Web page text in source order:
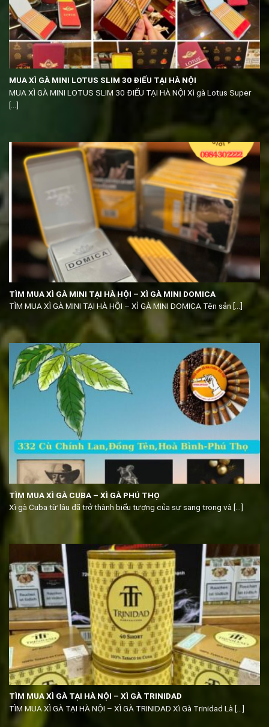
MUA XÌ GÀ MINI LOTUS SLIM 30 ĐIẾU TẠI HÀ NỘI
MUA XÌ GÀ MINI LOTUS SLIM 30 ĐIẾU TẠI HÀ NỘI Xì gà Lotus Super
[...]
TÌM MUA XÌ GÀ MINI TẠI HÀ HỘI – XÌ GÀ MINI DOMICA
TÌM MUA XÌ GÀ MINI TẠI HÀ HỘI – XÌ GÀ MINI DOMICA Tên sản [...]
TÌM MUA XÌ GÀ CUBA – XÌ GÀ PHÚ THỌ
Xì gà Cuba từ lâu đã trở thành biểu tượng của sự sang trọng và [...]
TÌM MUA XÌ GÀ TẠI HÀ NỘI – XÌ GÀ TRINIDAD
TÌM MUA XÌ GÀ TẠI HÀ NỘI – XÌ GÀ TRINIDAD Xì Gà Trinidad Là [...]